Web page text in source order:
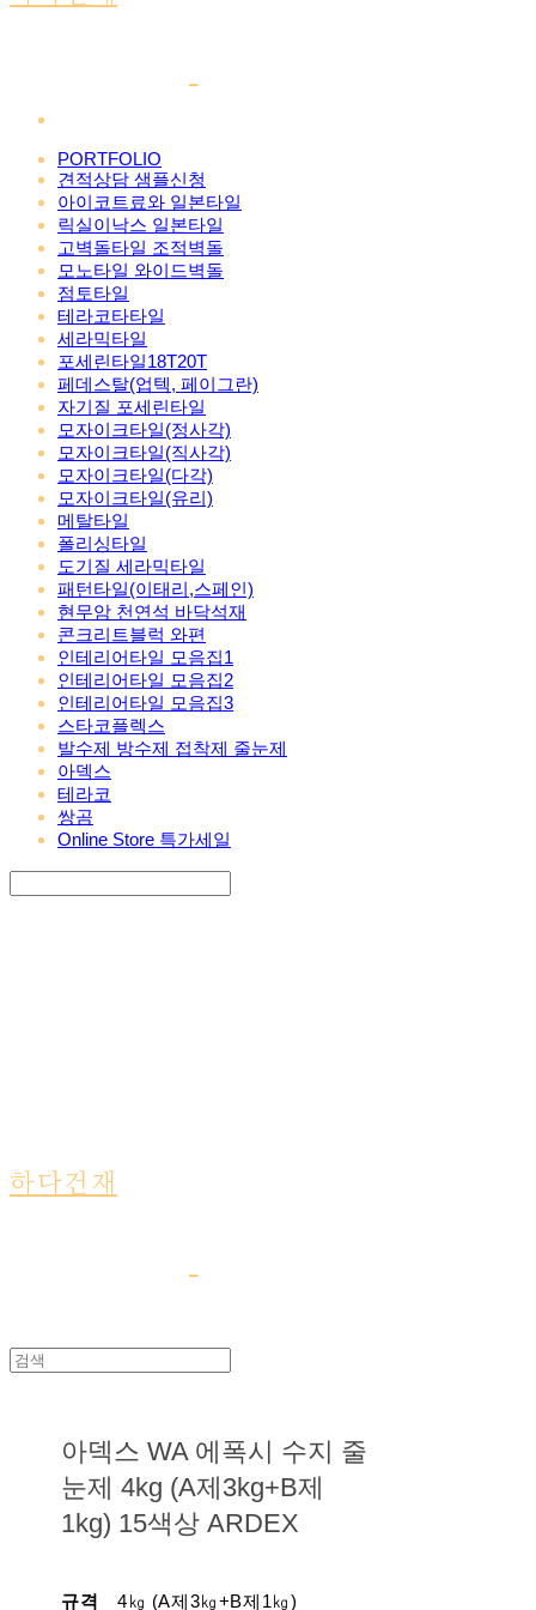
PORTFOLIO
견적상담 샘플신청
아이코트료와 일본타일
릭실이낙스 일본타일
고벽돌타일 조적벽돌
모노타일 와이드벽돌
점토타일
테라코타타일
세라믹타일
포세린타일18T20T
페데스탈(업텍, 페이그란)
자기질 포세린타일
모자이크타일(정사각)
모자이크타일(직사각)
모자이크타일(다각)
모자이크타일(유리)
메탈타일
폴리싱타일
도기질 세라믹타일
패턴타일(이태리,스페인)
현무암 천연석 바닥석재
콘크리트블럭 와편
인테리어타일 모음집1
인테리어타일 모음집2
인테리어타일 모음집3
스타코플렉스
발수제 방수제 접착제 줄눈제
아덱스
테라코
쌍곰
Online Store 특가세일
하다건재
아덱스 WA 에폭시 수지 줄
눈제 4kg (A제3kg+B제
1kg) 15색상 ARDEX
규격 4㎏ (A제3㎏+B제1㎏)